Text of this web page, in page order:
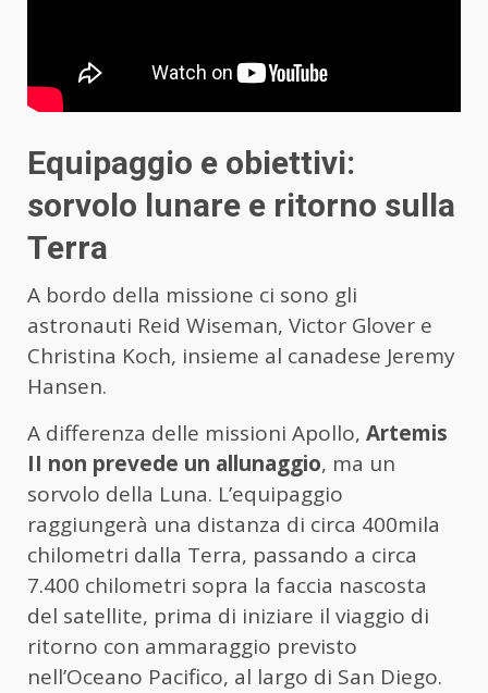
Equipaggio e obiettivi:
sorvolo lunare e ritorno sulla
Terra
A bordo della missione ci sono gli
astronauti Reid Wiseman, Victor Glover e
Christina Koch, insieme al canadese Jeremy
Hansen.
A differenza delle missioni Apollo, Artemis
II non prevede un allunaggio, ma un
sorvolo della Luna. L’equipaggio
raggiungerà una distanza di circa 400mila
chilometri dalla Terra, passando a circa
7.400 chilometri sopra la faccia nascosta
del satellite, prima di iniziare il viaggio di
ritorno con ammaraggio previsto
nell’Oceano Pacifico, al largo di San Diego.